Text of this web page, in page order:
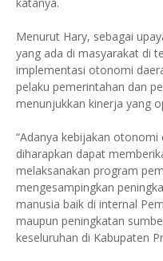
Menurut Hary, sebagai
yang ada di masyarakat di
implementasi otonomi
pelaku pemerintahan dan
menunjukkan kinerja yang
“Adanya kebijakan
diharapkan dapat
melaksanakan program
mengesampingkan
manusia baik di internal
maupun peningkatan
keseluruhan di Kabupaten